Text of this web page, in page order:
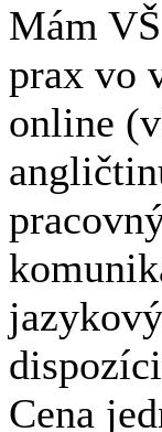
Mám
prax vo
online
Cena